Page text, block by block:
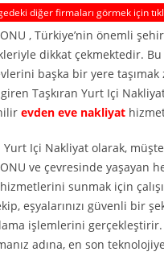
diğer firmaları görmek için
, Türkiye’nin önemli
dikkat çekmektedir.
başka bir yere
Taşkıran Yurt Içi
evden eve nakliyat
Yurt Içi Nakliyat olarak,
ve çevresinde yaşayan
sunmak için
eşyalarınızı güvenli bir
işlemlerini gerçekleştirir.
adına, en son